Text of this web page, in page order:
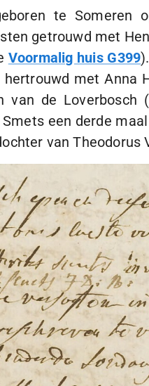
te Someren
getrouwd met
Voormalig huis G399
met Anna
van de Loverbosch
een derde
van Theodorus